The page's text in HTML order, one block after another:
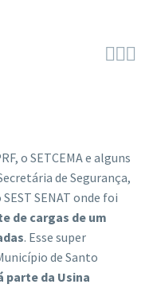

o SETCEMA e alguns
de Segurança,
SENAT onde foi
de cargas de um
. Esse super
de Santo
parte da Usina